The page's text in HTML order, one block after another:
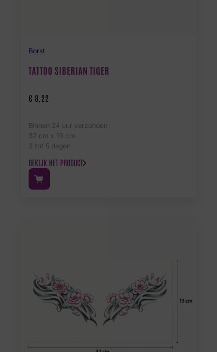
Borst
TATTOO SIBERIAN TIGER
€ 8,22
Binnen 24 uur verzonden
32 cm x 19 cm
3 tot 5 dagen
BEKIJK HET PRODUCT